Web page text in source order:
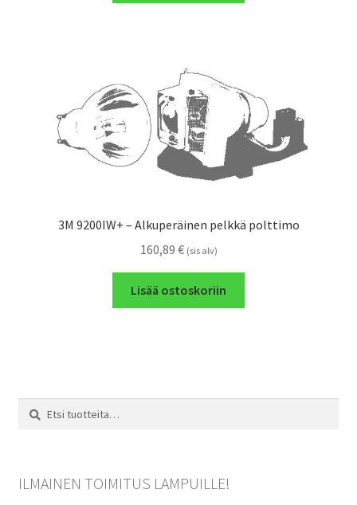
3M 9200IW+ – Alkuperäinen pelkkä polttimo
160,89 € (sis alv)
Lisää ostoskoriin
Etsi:
Haku
ILMAINEN TOIMITUS LAMPUILLE!